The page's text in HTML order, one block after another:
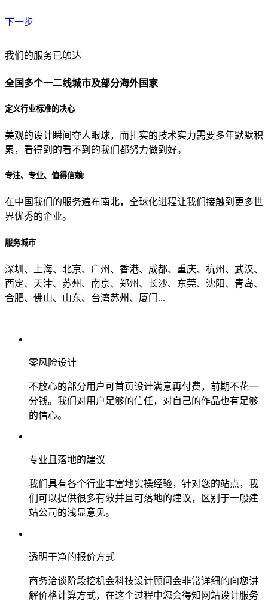
下一步
贵公司预算范围是？
贵公司的团队规模是？
目前主要的营销渠道是？
我们的服务已触达
全国多个一二线城市及部分海外国家
定义行业标准的决心
美观的设计瞬间夺人眼球，而扎实的技术实力需要多年默默积
累，看得到的看不到的我们都努力做到好。
专注、专业、值得信赖!
在中国我们的服务遍布南北，全球化进程让我们接触到更多世
界优秀的企业。
服务城市
深圳、上海、北京、广州、香港、成都、重庆、杭州、武汉、
西定、天津、苏州、南京、郑州、长沙、东莞、沈阳、青岛、
合肥、佛山、山东、台湾苏州、厦门...
零风险设计
不放心的部分用户可首页设计满意再付费，前期不花一
分钱。我们对用户足够的信任，对自己的作品也有足够
的信心。
专业且落地的建议
我们具有各个行业丰富地实操经验，针对您的站点，我
们可以提供很多有效并且可落地的建议，区别于一般建
站公司的浅显意见。
透明干净的报价方式
商务洽谈阶段挖机会科技设计顾问会非常详细的向您讲
解价格计算方式，在这个过程中您会得知网站设计服务